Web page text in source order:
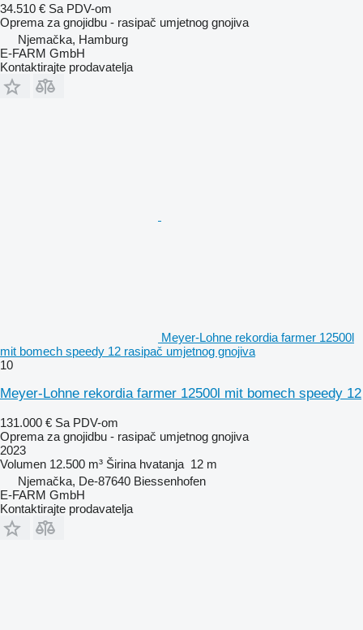
34.510 € Sa PDV-om
Oprema za gnojidbu - rasipač umjetnog gnojiva
Njemačka, Hamburg
E-FARM GmbH
Kontaktirajte prodavatelja
Meyer-Lohne rekordia farmer 12500l
mit bomech speedy 12 rasipač umjetnog gnojiva
10
Meyer-Lohne rekordia farmer 12500l mit bomech speedy 12
131.000 € Sa PDV-om
Oprema za gnojidbu - rasipač umjetnog gnojiva
2023
Volumen 12.500 m³ Širina hvatanja 12 m
Njemačka, De-87640 Biessenhofen
E-FARM GmbH
Kontaktirajte prodavatelja